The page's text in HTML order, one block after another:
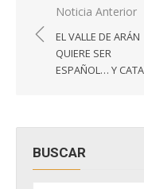
Navegación
de
entradas
Noticia Anterior
EL VALLE DE ARÁN
QUIERE SER
ESPAÑOL… Y
BUSCAR